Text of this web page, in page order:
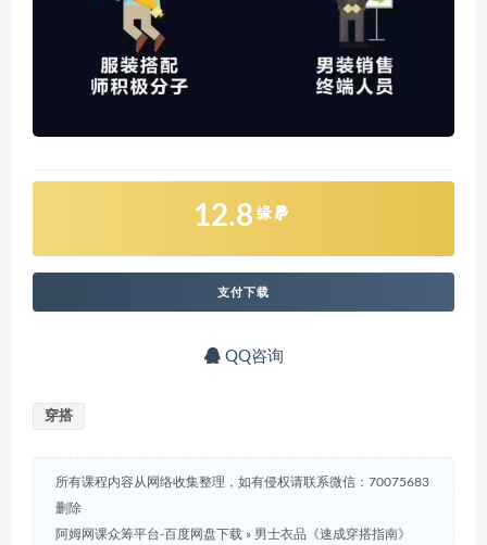
12.8 缘
支付下载
QQ咨询
穿搭
所有课程内容从网络收集整理，如有侵权请联系微信：70075683
删除
阿姆网课众筹平台-百度网盘下载 » 男士衣品《速成穿搭指南》